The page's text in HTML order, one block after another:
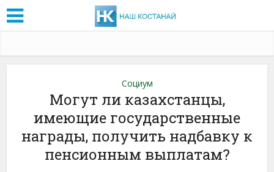
Социум
Могут ли казахстанцы,
имеющие государственные
награды, получить надбавку к
пенсионным выплатам?